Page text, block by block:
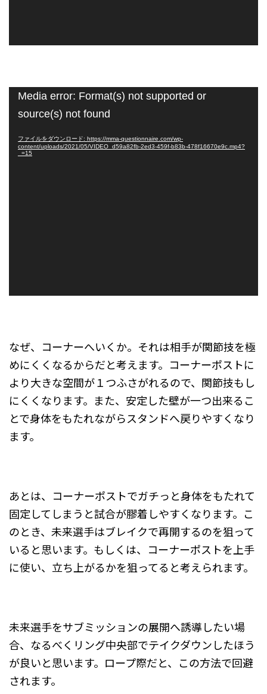
Media error: Format(s) not supported or
source(s) not found
ファイルをダウンロード: https://mma-questionnaire.com/wp-
content/uploads/2021/05/VIDEO_d59a82fb-2ed3-459f-b83b-478f16670e9c.mp4?
_=15
なぜ、コーナーへいくか。それは相手が関節技を極
めにくくなるからだと考えます。コーナーポストに
より大きな空間が１つふさがれるので、関節技もし
にくくなります。また、安定した壁が一つ出来るこ
とで身体をもたれながらスタンドへ戻りやすくなり
ます。
あとは、コーナーポストでガチっと身体をもたれて
固定してしまうと試合が膠着しやすくなります。こ
のとき、未来選手はブレイクで再開するのを狙って
いると思います。もしくは、コーナーポストを上手
に使い、立ち上がるかを狙ってると考えられます。
未来選手をサブミッションの展開へ誘導したい場
合、なるべくリング中央部でテイクダウンしたほう
が良いと思います。ロープ際だと、この方法で回避
されます。